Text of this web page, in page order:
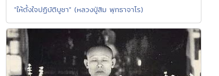
"ให้ตั้งใจปฏิบัติบูชา" (หลวงปู่สิม พุทธาจาโร)